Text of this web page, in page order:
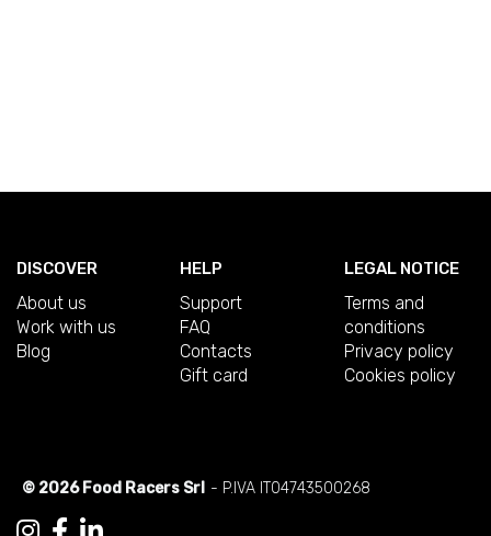
DISCOVER
About us
Work with us
Blog
HELP
Support
FAQ
Contacts
Gift card
LEGAL NOTICE
Terms and
conditions
Privacy policy
Cookies policy
© 2026 Food Racers Srl - P.IVA IT04743500268